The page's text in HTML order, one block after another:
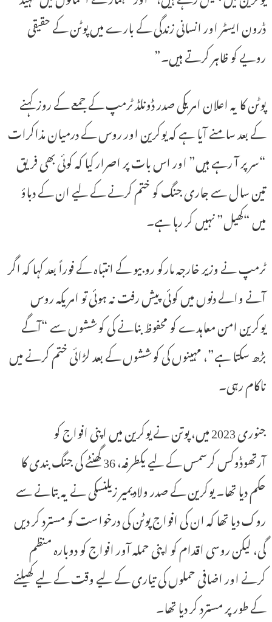
ڈرون ایسٹر اور انسانی زندگی کے بارے میں پوٹن کے حقیقی
رویے کو ظاہر کرتے ہیں۔”
پوٹن کا یہ اعلان امریکی صدر ڈونلڈ ٹرمپ کے جمعے کے روز کہنے
کے بعد سامنے آیا ہے کہ یوکرین اور روس کے درمیان مذاکرات
“سر پر آ رہے ہیں” اور اس بات پر اصرار کیا کہ کوئی بھی فریق
تین سال سے جاری جنگ کو ختم کرنے کے لیے ان کے دباؤ
میں “کھیل” نہیں کر رہا ہے۔
ٹرمپ نے وزیر خارجہ مارکو روبیو کے انتباہ کے فوراً بعد کہا کہ اگر
آنے والے دنوں میں کوئی پیش رفت نہ ہوئی تو امریکہ روس
یوکرین امن معاہدے کو محفوظ بنانے کی کوششوں سے “آگے
بڑھ سکتا ہے”، مہینوں کی کوششوں کے بعد لڑائی ختم کرنے میں
ناکام رہی۔
جنوری 2023 میں، پوتن نے یوکرین میں اپنی افواج کو
آرتھوڈوکس کرسمس کے لیے یکطرفہ، 36 گھنٹے کی جنگ بندی کا
حکم دیا تھا۔ یوکرین کے صدر ولادیمیر زیلنسکی نے یہ بتانے سے
روک دیا تھا کہ ان کی افواج پوٹن کی درخواست کو مسترد کر دیں
گی، لیکن روسی اقدام کو اپنی حملہ آور افواج کو دوبارہ منظم
کرنے اور اضافی حملوں کی تیاری کے لیے وقت کے لیے کھیلنے
کے طور پر مسترد کر دیا تھا۔